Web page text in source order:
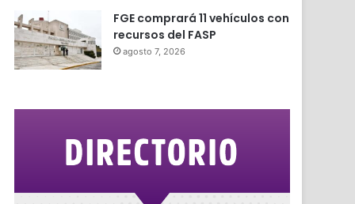
FGE comprará 11 vehículos con
recursos del FASP
agosto 7, 2026